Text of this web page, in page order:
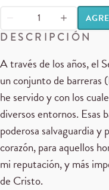
DESCRIPCIÓN
A través de los años, el
un conjunto de barreras
he servido y con los
diversos entornos. Esas
poderosa salvaguardia
corazón, para aquellos
mi reputación, y más
de Cristo.